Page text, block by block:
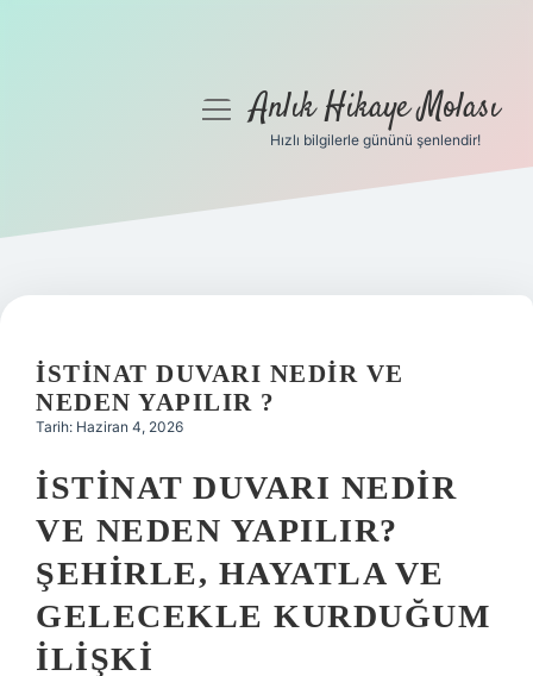
Gizlilik Politikası
Yasal Uyarı
menüyüAnlık Hikaye Molası
Hızlı bilgilerle gününü şenlendir!
İSTINAT DUVARI NEDIR VE
NEDEN YAPILIR ?
Tarih: Haziran 4, 2026
İSTINAT DUVARI NEDIR
VE NEDEN YAPILIR?
ŞEHIRLE, HAYATLA VE
GELECEKLE KURDUĞUM
ILIŞKI